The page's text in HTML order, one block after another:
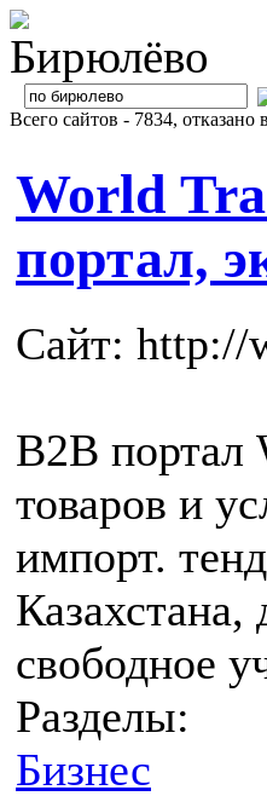
Всего сайтов - 7834, отказано
World
портал,
Сайт: http://
B2B портал
товаров и
импорт.
Казахстана,
свободное
Разделы:
Бизнес